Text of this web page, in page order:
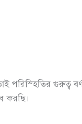
গুরুত্ব
করছি।